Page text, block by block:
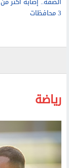
سلوكها
3 محافظات
رياضة